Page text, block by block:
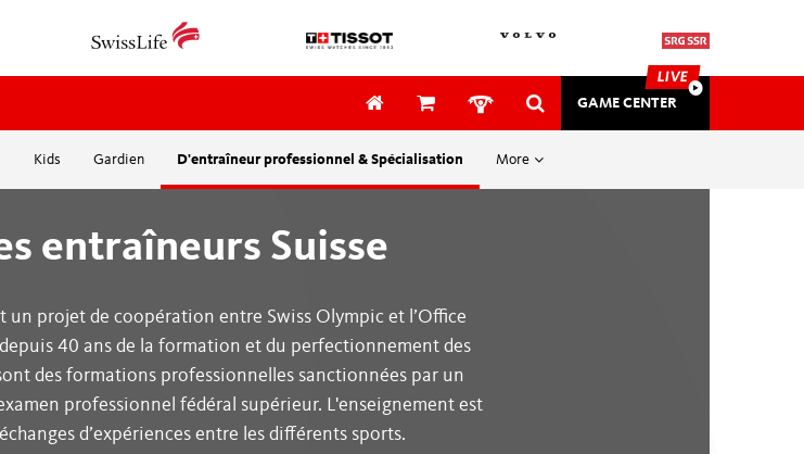
ORGANISATION
À propos de nous
Organigramme
Top8-L’association de donateurs
Ehrenmitglieder
Fondation Pat Schafhauser
Médias
SAFETY & MEDICAL
EVENTS
Awards
GAME CENTER
LIVE
Kids Gardien D'entraîneur professionnel & Spécialisation More
entraîneurs Suisse
un projet de coopération entre Swiss Olympic et l’Office
40 ans de la formation et du perfectionnement des
des formations professionnelles sanctionnées par un
professionnel fédéral supérieur. L'enseignement est
d’expériences entre les différents sports.